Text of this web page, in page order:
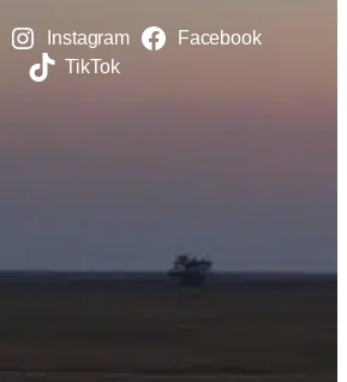
Instagram
Facebook
TikTok